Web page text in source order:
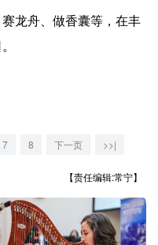
江苏
福建 江西
湖北 湖南
龙舟、做香囊等，在丰
7 8 下一页 >>|
【责任编辑:常宁】